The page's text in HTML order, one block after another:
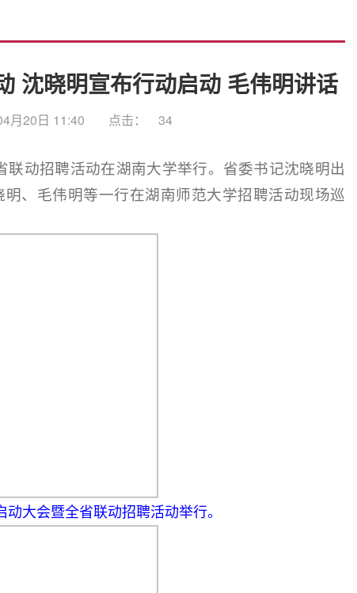
沈晓明宣布行动启动 毛伟明讲话
月20日 11:40 点击： 34
动招聘活动在湖南大学举行。省委书记沈晓明出
、毛伟明等一行在湖南师范大学招聘活动现场巡
大会暨全省联动招聘活动举行。